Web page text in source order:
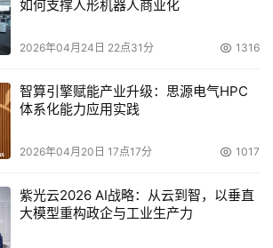
如何支撑人形机器人商业化
2026年04月24日 22点31分 1316
智算引擎赋能产业升级：思源电气HPC
体系化能力应用实践
2026年04月20日 17点17分 1017
紫光云2026 AI战略：从云到智，以垂直
大模型重构政企与工业生产力